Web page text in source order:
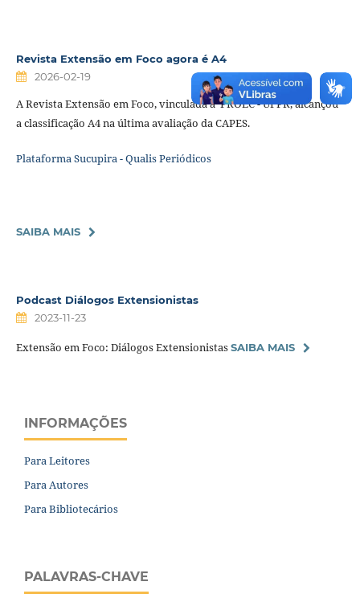
Revista Extensão em Foco agora é A4
2026-02-19
A Revista Extensão em Foco, vinculada à PROEC - UFPR, alcançou
a classificação A4 na última avaliação da CAPES.
Plataforma Sucupira - Qualis Periódicos
SAIBA MAIS
Podcast Diálogos Extensionistas
2023-11-23
Extensão em Foco: Diálogos ExtensionistasSAIBA MAIS
INFORMAÇÕES
Para Leitores
Para Autores
Para Bibliotecários
PALAVRAS-CHAVE